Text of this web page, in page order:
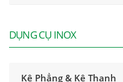
DỤNG CỤ INOX
Kệ Phẳng & Kệ Thanh